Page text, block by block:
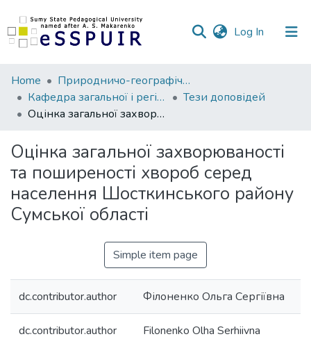
Log In (current)
Communities
&
Collections
Statistics
Home
Природничо-географічний факультет
Кафедра загальної і регіональної географії
Тези доповідей
Оцінка загальної захворюваності та поширеності хвороб серед населення Шосткинського району Сумської області
Оцінка загальної захворюваності
та поширеності хвороб серед
населення Шосткинського району
Сумської області
Simple item page
dc.contributor.author Філоненко Ольга Сергіївна
dc.contributor.author Filonenko Olha Serhiivna